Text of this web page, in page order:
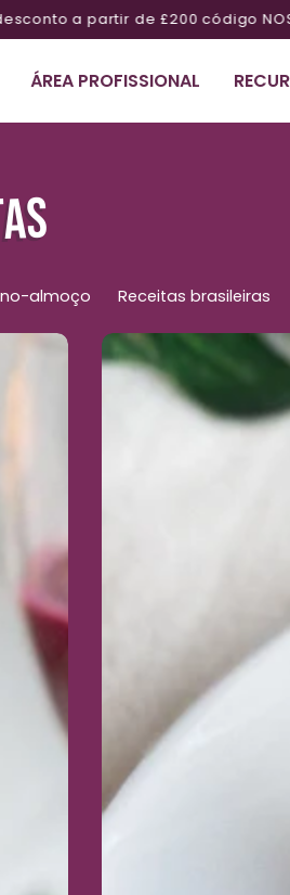
NOSSA10
ÁREA PROFISSIONAL
almoço Receitas brasileiras